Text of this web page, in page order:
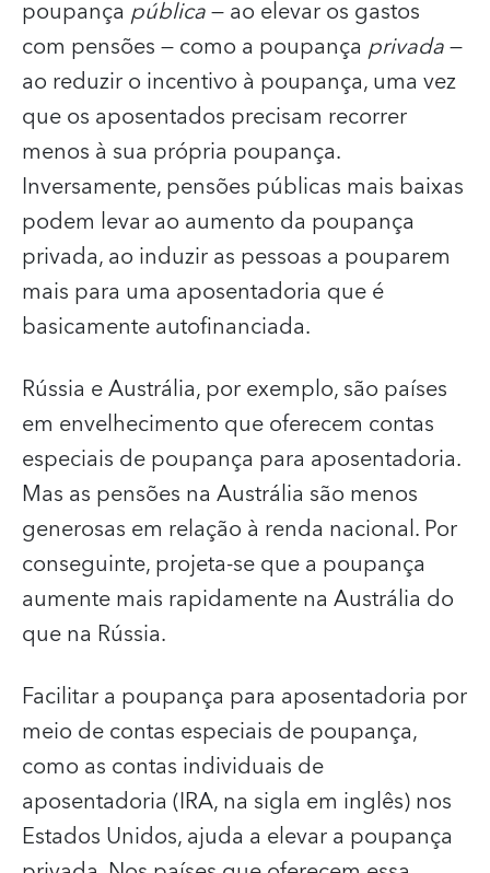
poupança pública― ao elevar os gastos
com pensões ― como a poupança privada―
ao reduzir o incentivo à poupança, uma vez
que os aposentados precisam recorrer
menos à sua própria poupança.
Inversamente, pensões públicas mais baixas
podem levar ao aumento da poupança
privada, ao induzir as pessoas a pouparem
mais para uma aposentadoria que é
basicamente autofinanciada.
Rússia e Austrália, por exemplo, são países
em envelhecimento que oferecem contas
especiais de poupança para aposentadoria.
Mas as pensões na Austrália são menos
generosas em relação à renda nacional. Por
conseguinte, projeta-se que a poupança
aumente mais rapidamente na Austrália do
que na Rússia.
Facilitar a poupança para aposentadoria por
meio de contas especiais de poupança,
como as contas individuais de
aposentadoria (IRA, na sigla em inglês) nos
Estados Unidos, ajuda a elevar a poupança